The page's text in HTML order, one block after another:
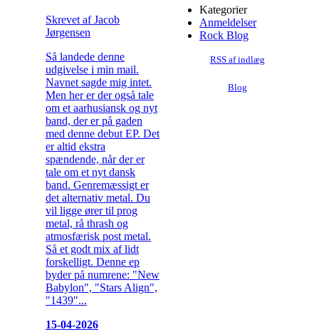
Skrevet af Jacob
Jørgensen
Så landede denne
udgivelse i min mail.
Navnet sagde mig intet.
Men her er der også tale
om et aarhusiansk og nyt
band, der er på gaden
med denne debut EP. Det
er altid ekstra
spændende, når der er
tale om et nyt dansk
band. Genremæssigt er
det alternativ metal. Du
vil ligge ører til prog
metal, rå thrash og
atmosfærisk post metal.
Så et godt mix af lidt
forskelligt. Denne ep
byder på numrene: "New
Babylon", "Stars Align",
"1439"...
15-04-2026
Kategorier
Anmeldelser
Rock Blog
RSS af indlæg
Blog